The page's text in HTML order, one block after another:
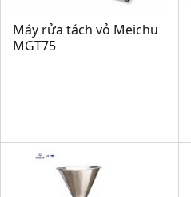
Máy rửa tách vỏ Meichu
MGT75